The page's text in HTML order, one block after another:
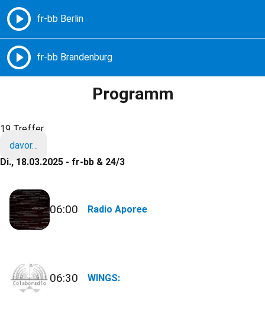
Freie Radios – Berlin Brandenburg
Programm
19 Treffer
davor…
Di., 18.03.2025 - fr-bb & 24/3
06:00 Radio Aporee
06:30 WINGS: